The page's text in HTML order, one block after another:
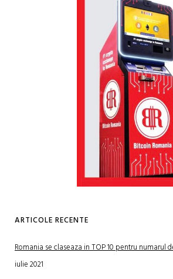
ARTICOLE RECENTE
Romania se claseaza in TOP 10 pentru numarul
iulie 2021